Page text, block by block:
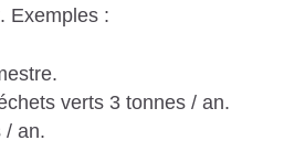
Exemples :
verts 3 tonnes / an.
/ an.